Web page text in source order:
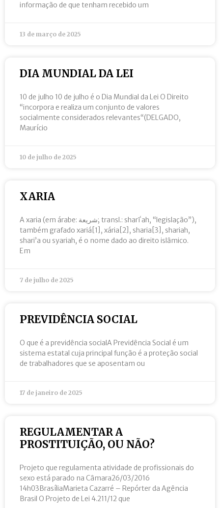
informação de que tenham recebido um
13 de março de 2025
DIA MUNDIAL DA LEI
10 de julho 10 de julho é o Dia Mundial da Lei O Direito
“incorpora e realiza um conjunto de valores
socialmente considerados relevantes“(DELGADO,
Maurício
10 de julho de 2025
XARIA
A xaria (em árabe: شريعة; transl.: sharīʿah, “legislação”),
também grafado xariá[1], xária[2], sharia[3], shariah,
shari’a ou syariah, é o nome dado ao direito islâmico.
Em
7 de julho de 2025
PREVIDÊNCIA SOCIAL
O que é a previdência socialA Previdência Social é um
sistema estatal cuja principal função é a proteção social
de trabalhadores que se aposentam ou
17 de janeiro de 2025
REGULAMENTAR A
PROSTITUIÇÃO, OU NÃO?
Projeto que regulamenta atividade de profissionais do
sexo está parado na Câmara26/03/2016
14h03BrasíliaMarieta Cazarré – Repórter da Agência
Brasil O Projeto de Lei 4.211/12 que